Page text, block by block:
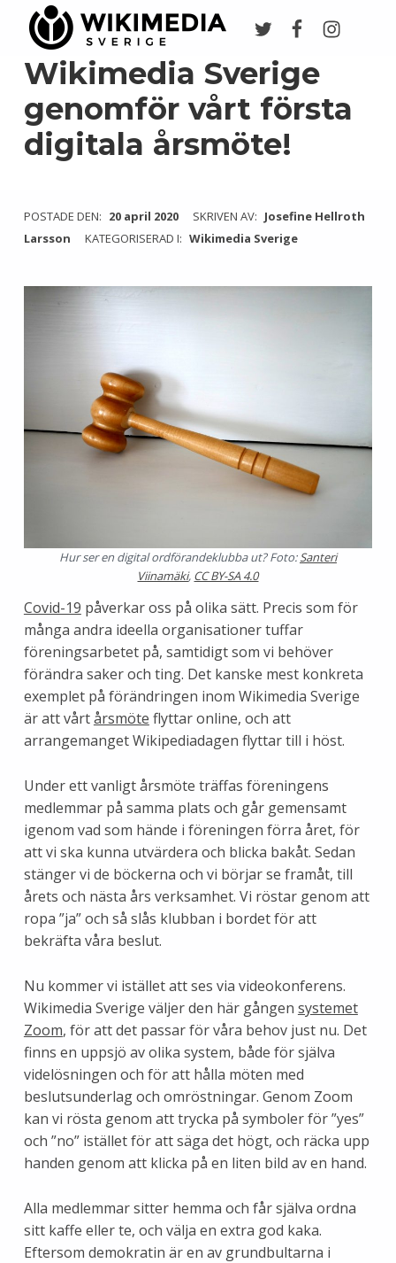
Wikimedia Sverige
genomför vårt första
digitala årsmöte!
POSTADE DEN: 20 april 2020 SKRIVEN AV: Josefine Hellroth
Larsson
KATEGORISERAD I: Wikimedia Sverige
Hur ser en digital ordförandeklubba ut? Foto:Santeri
Viinamäki, CC BY-SA 4.0
Covid-19 påverkar oss på olika sätt. Precis som för
många andra ideella organisationer tuffar
föreningsarbetet på, samtidigt som vi behöver
förändra saker och ting. Det kanske mest konkreta
exemplet på förändringen inom Wikimedia Sverige
är att vårtårsmöte flyttar online, och att
arrangemanget Wikipediadagen flyttar till i höst.
Under ett vanligt årsmöte träffas föreningens
medlemmar på samma plats och går gemensamt
igenom vad som hände i föreningen förra året, för
att vi ska kunna utvärdera och blicka bakåt. Sedan
stänger vi de böckerna och vi börjar se framåt, till
årets och nästa års verksamhet. Vi röstar genom att
ropa ”ja” och så slås klubban i bordet för att
bekräfta våra beslut.
Nu kommer vi istället att ses via videokonferens.
Wikimedia Sverige väljer den här gången systemet
Zoom, för att det passar för våra behov just nu. Det
finns en uppsjö av olika system, både för själva
videlösningen och för att hålla möten med
beslutsunderlag och omröstningar. Genom Zoom
kan vi rösta genom att trycka på symboler för ”yes”
och ”no” istället för att säga det högt, och räcka upp
handen genom att klicka på en liten bild av en hand.
Alla medlemmar sitter hemma och får själva ordna
sitt kaffe eller te, och välja en extra god kaka.
Eftersom demokratin är en av grundbultarna i